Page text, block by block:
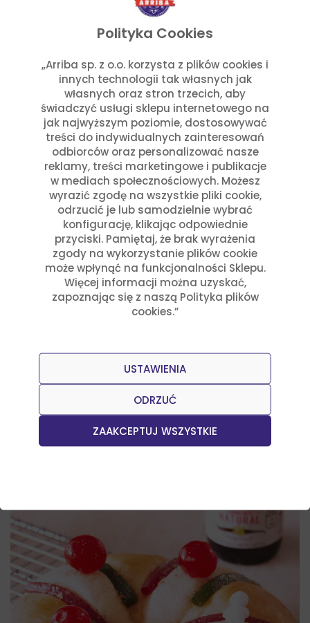
Polityka Cookies
„Arriba sp. z o.o. korzysta z plików cookies i
innych technologii tak własnych jak
własnych oraz stron trzecich, aby
świadczyć usługi sklepu internetowego na
jak najwyższym poziomie, dostosowywać
treści do indywidualnych zainteresowań
odbiorców oraz personalizować nasze
reklamy, treści marketingowe i publikacje
w mediach społecznościowych. Możesz
wyrazić zgodę na wszystkie pliki cookie,
odrzucić je lub samodzielnie wybrać
konfigurację, klikając odpowiednie
przyciski. Pamiętaj, że brak wyrażenia
zgody na wykorzystanie plików cookie
może wpłynąć na funkcjonalności Sklepu.
Więcej informacji można uzyskać,
zapoznając się z naszą Polityka plików
cookies.”
ZAAKCEPTUJ WSZYSTKIE
ODRZUĆ
USTAWIENIA
Oprócz radosnych obchodów, Święto Trzech Króli
ma również głęboki wymiar religijny. W kościołach
organizuje się wspólne modlitwy.
Podsumowanie
Día de los Reyes Magos to wyjątkowy czas w
Meksyku, pełen tradycji, rodzinnych spotkań i radości
najmłodszych. To święto, które przypomina o
hojności i magii, a także o głębokiej wierze i kulturze,
które wciąż odgrywają ważną rolę w życiu
Meksykanów.